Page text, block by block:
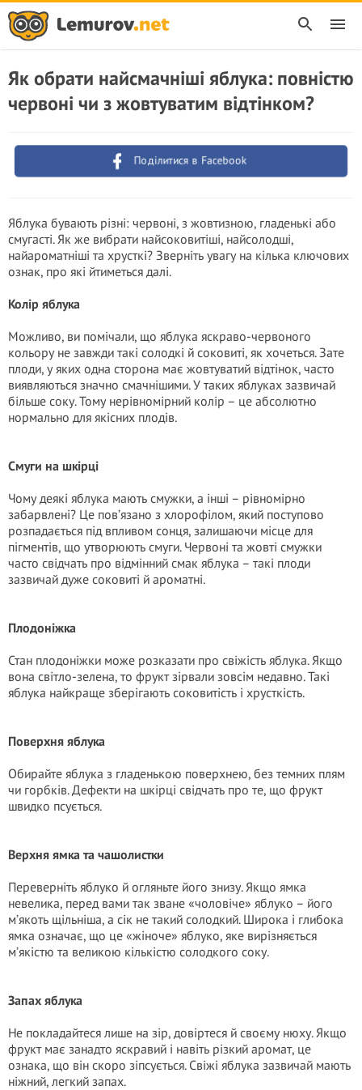
Як обрати найсмачніші яблука: повністю
червоні чи з жовтуватим відтінком?
Поділитися в Facebook
Яблука бувають різні: червоні, з жовтизною, гладенькі або
смугасті. Як же вибрати найсоковитіші, найсолодші,
найароматніші та хрусткі? Зверніть увагу на кілька ключових
ознак, про які йтиметься далі.
Колір яблука
Можливо, ви помічали, що яблука яскраво-червоного
кольору не завжди такі солодкі й соковиті, як хочеться. Зате
плоди, у яких одна сторона має жовтуватий відтінок, часто
виявляються значно смачнішими. У таких яблуках зазвичай
більше соку. Тому нерівномірний колір – це абсолютно
нормально для якісних плодів.
Смуги на шкірці
Чому деякі яблука мають смужки, а інші – рівномірно
забарвлені? Це пов’язано з хлорофілом, який поступово
розпадається під впливом сонця, залишаючи місце для
пігментів, що утворюють смуги. Червоні та жовті смужки
часто свідчать про відмінний смак яблука – такі плоди
зазвичай дуже соковиті й ароматні.
Плодоніжка
Стан плодоніжки може розказати про свіжість яблука. Якщо
вона світло-зелена, то фрукт зірвали зовсім недавно. Такі
яблука найкраще зберігають соковитість і хрусткість.
Поверхня яблука
Обирайте яблука з гладенькою поверхнею, без темних плям
чи горбків. Дефекти на шкірці свідчать про те, що фрукт
швидко псується.
Верхня ямка та чашолистки
Переверніть яблуко й огляньте його знизу. Якщо ямка
невелика, перед вами так зване «чоловіче» яблуко – його
м’якоть щільніша, а сік не такий солодкий. Широка і глибока
ямка означає, що це «жіноче» яблуко, яке вирізняється
м’якістю та великою кількістю солодкого соку.
Запах яблука
Не покладайтеся лише на зір, довіртеся й своєму нюху. Якщо
фрукт має занадто яскравий і навіть різкий аромат, це
ознака, що він скоро зіпсується. Свіжі яблука зазвичай мають
ніжний, легкий запах.